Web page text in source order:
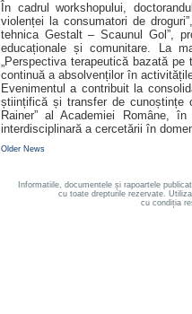
În cadrul workshopului,
violenței la consumatori de
tehnica Gestalt – Scaunul Gol”,
educaționale și comunitare. La
„Perspectiva terapeutică bazată
continuă a absolvenților în
Evenimentul a contribuit la
științifică și transfer de cunoștințe
Rainer” al Academiei Române,
interdisciplinară a cercetării în
Older News
Informatiile, documentele și rapoartele
cu toate drepturile rezervate.
cu condiția